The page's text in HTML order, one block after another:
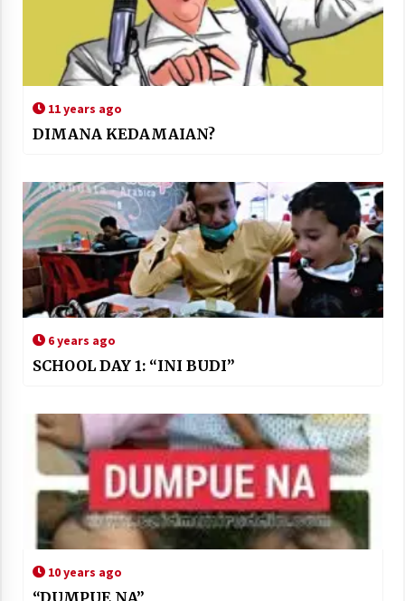
11 years ago
DIMANA KEDAMAIAN?
6 years ago
SCHOOL DAY 1: “INI BUDI”
10 years ago
“DUMPUE NA”